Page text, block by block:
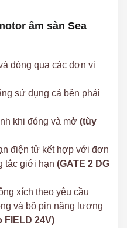
âm sàn Sea
đóng qua các đơn vị
sử dụng cả bên phải
khi đóng và mở (tùy
điện tử kết hợp với đơn
tắc giới hạn (GATE 2 DG
xích theo yêu cầu
và bộ pin năng lượng
FIELD 24V)